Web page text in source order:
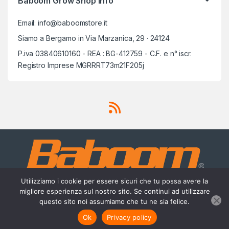
Email: info@baboomstore.it
Siamo a Bergamo in Via Marzanica, 29 · 24124
P.iva 03840610160 - REA : BG-412759 - C.F. e n° iscr.
Registro Imprese MGRRRT73m21F205j
Scrivici su Whatsapp
3756420488
Utilizziamo i cookie per essere sicuri che tu possa avere la
migliore esperienza sul nostro sito. Se continui ad utilizzare
questo sito noi assumiamo che tu ne sia felice.
Ok
Privacy policy